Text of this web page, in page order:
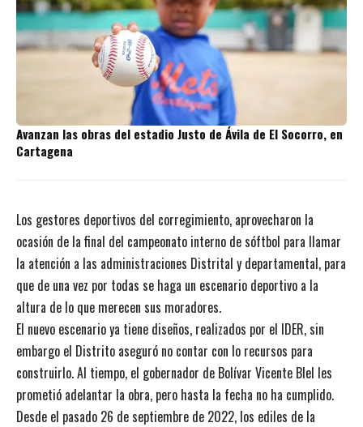
Avanzan las obras del estadio Justo de Ávila de El Socorro, en
Cartagena
Los gestores deportivos del corregimiento, aprovecharon la
ocasión de la final del campeonato interno de sóftbol para llamar
la atención a las administraciones Distrital y departamental, para
que de una vez por todas se haga un escenario deportivo a la
altura de lo que merecen sus moradores.
El nuevo escenario ya tiene diseños, realizados por el IDER, sin
embargo el Distrito aseguró no contar con lo recursos para
construirlo. Al tiempo, el gobernador de Bolívar Vicente Blel les
prometió adelantar la obra, pero hasta la fecha no ha cumplido.
Desde el pasado 26 de septiembre de 2022, los ediles de la